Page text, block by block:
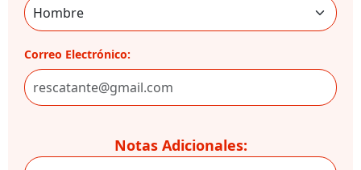
Correo Electrónico:
Notas Adicionales: